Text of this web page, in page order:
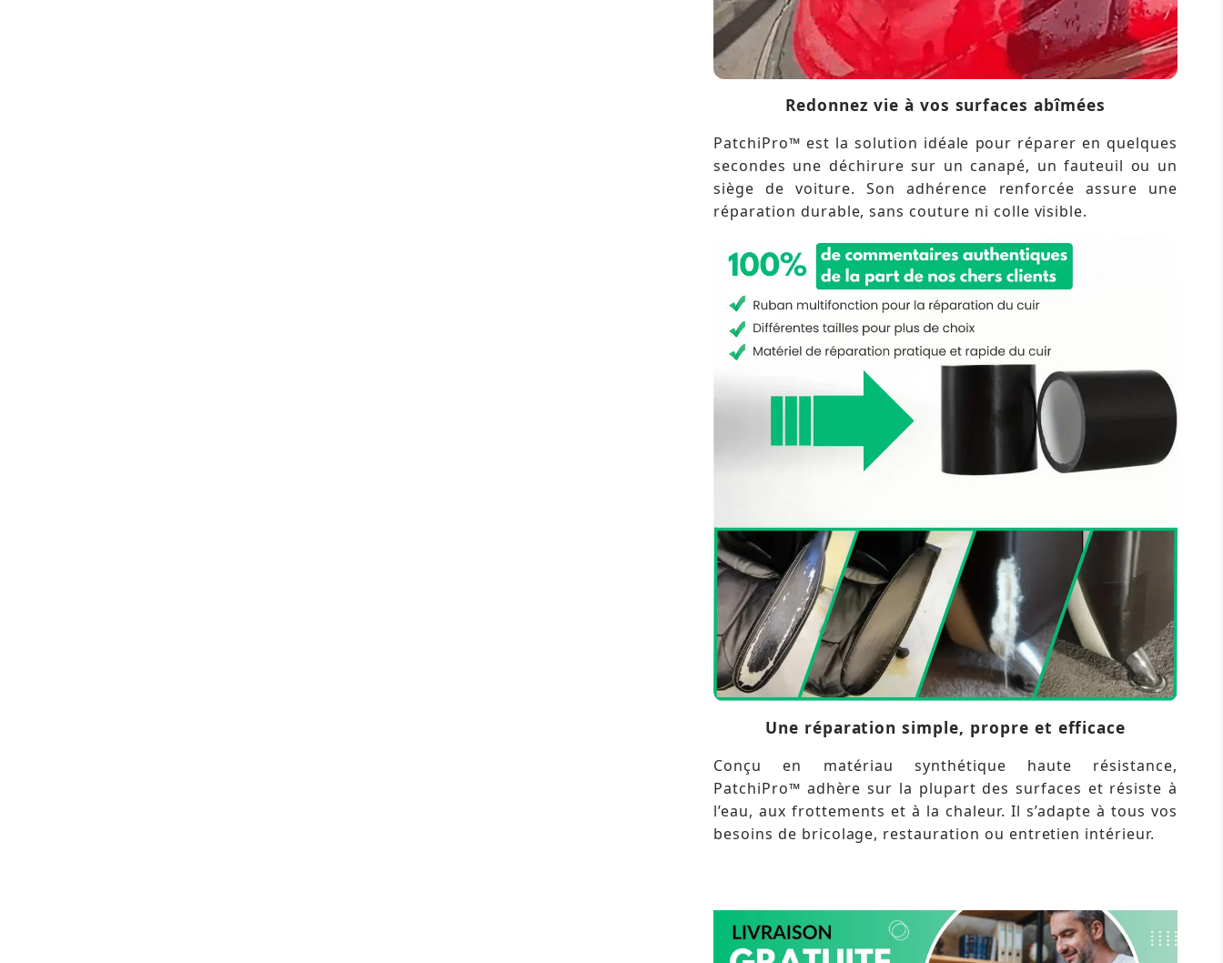
Redonnez vie à vos surfaces abîmées
PatchiPro™ est la solution idéale pour réparer en quelques
secondes une déchirure sur un canapé, un fauteuil ou un
siège de voiture. Son adhérence renforcée assure une
réparation durable, sans couture ni colle visible.
Une réparation simple, propre et efficace
Conçu en matériau synthétique haute résistance,
PatchiPro™ adhère sur la plupart des surfaces et résiste à
l’eau, aux frottements et à la chaleur. Il s’adapte à tous vos
besoins de bricolage, restauration ou entretien intérieur.